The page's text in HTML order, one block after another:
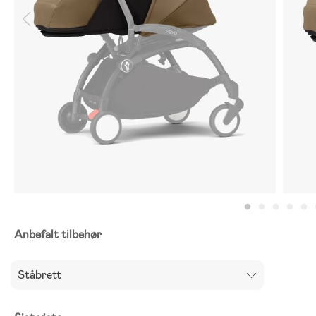
Anbefalt tilbehør
Ståbrett